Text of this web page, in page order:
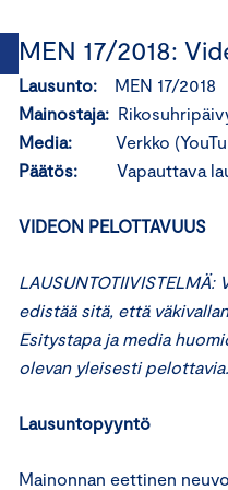
MEN 17/2018:
Lausunto: MEN 17/2018
Mainostaja:
Media:
Verkko
Päätös: Vapauttava
VIDEON PELOTTAVUUS
edistää sitä, että
Esitystapa ja media
olevan yleisesti pelottavia.
Lausuntopyyntö
Mainonnan eettinen